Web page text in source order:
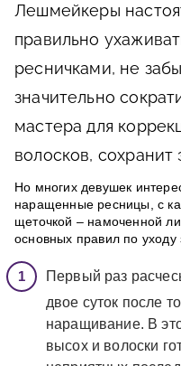
Лешмейкеры
правильно
ресничками, не
значительно
мастера для
волосков,
Но многих девушек
наращенные ресницы, с
щеточкой – намоченной
основных правил по уходу
Первый раз
двое суток после
наращивание. В
высох и волоски